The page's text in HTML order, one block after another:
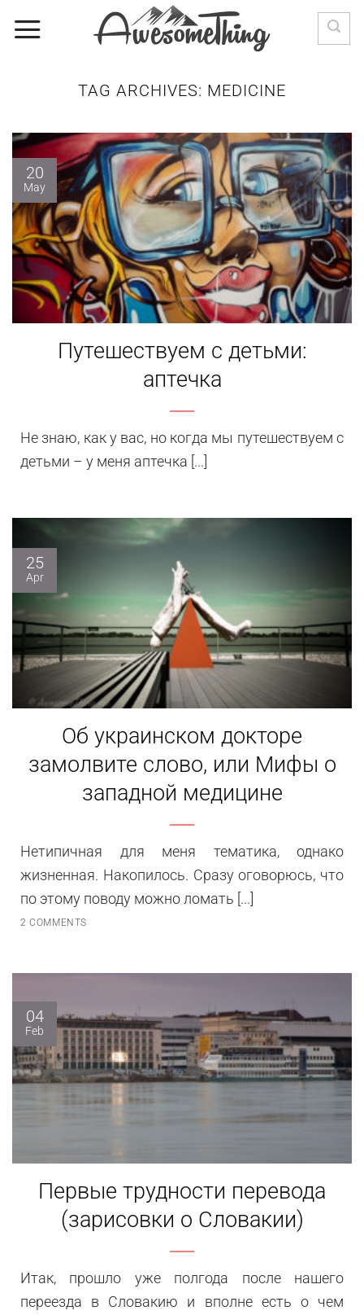
TAG ARCHIVES: MEDICINE
Путешествуем с детьми:
аптечка
Не знаю, как у вас, но когда мы путешествуем с
детьми – у меня аптечка [...]
20
May
Об украинском докторе
замолвите слово, или Мифы о
западной медицине
Нетипичная для меня тематика, однако
жизненная. Накопилось. Сразу оговорюсь, что
по этому поводу можно ломать [...]
2 COMMENTS
25
Apr
Первые трудности перевода
(зарисовки о Словакии)
Итак, прошло уже полгода после нашего
переезда в Словакию и вполне есть о чем
04
Feb